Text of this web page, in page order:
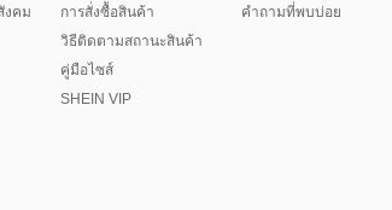
งคม
การสั่งซื้อสินค้า
วิธีติดตามสถานะสินค้า
คู่มือไซส์
SHEIN VIP
คำถามที่พบบ่อย